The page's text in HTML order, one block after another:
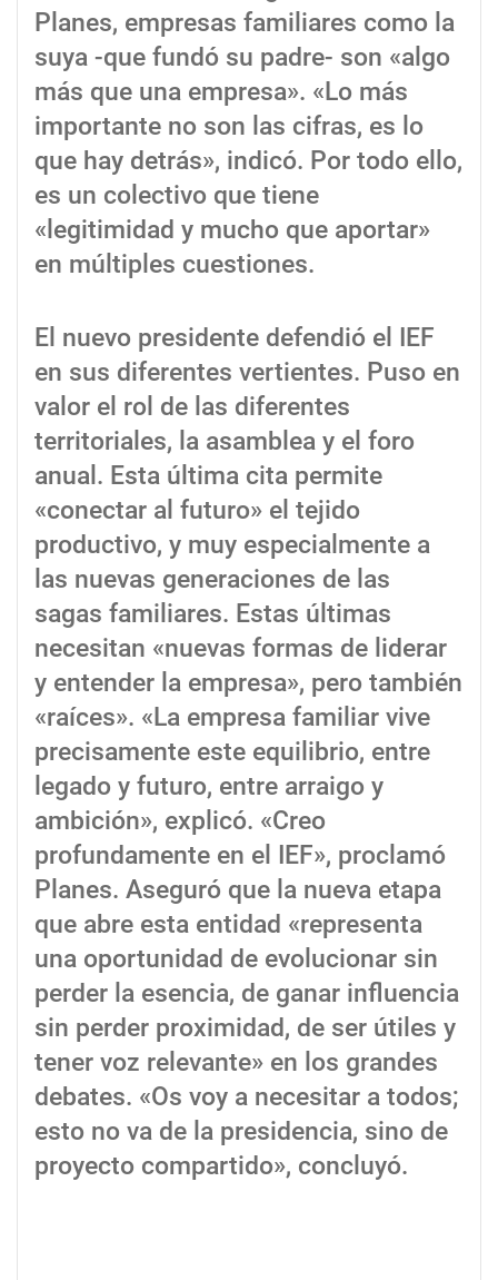
Planes, empresas familiares como la
suya -que fundó su padre- son «algo
más que una empresa». «Lo más
importante no son las cifras, es lo
que hay detrás», indicó. Por todo ello,
es un colectivo que tiene
«legitimidad y mucho que aportar»
en múltiples cuestiones.
El nuevo presidente defendió el IEF
en sus diferentes vertientes. Puso en
valor el rol de las diferentes
territoriales, la asamblea y el foro
anual. Esta última cita permite
«conectar al futuro» el tejido
productivo, y muy especialmente a
las nuevas generaciones de las
sagas familiares. Estas últimas
necesitan «nuevas formas de liderar
y entender la empresa», pero también
«raíces». «La empresa familiar vive
precisamente este equilibrio, entre
legado y futuro, entre arraigo y
ambición», explicó. «Creo
profundamente en el IEF», proclamó
Planes. Aseguró que la nueva etapa
que abre esta entidad «representa
una oportunidad de evolucionar sin
perder la esencia, de ganar influencia
sin perder proximidad, de ser útiles y
tener voz relevante» en los grandes
debates. «Os voy a necesitar a todos;
esto no va de la presidencia, sino de
proyecto compartido», concluyó.